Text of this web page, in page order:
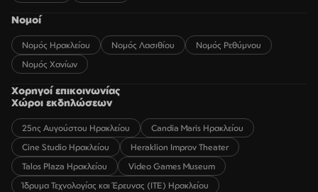
Νομοί
Νομός Ηρακλείου Νομός Λασιθίου
Νομός Ρεθύμνου
Νομός Χανίων
Χορηγοί επικοινωνίας
Χώροι εκδηλώσεων
25ης Αυγούστου Ηρακλείου
Candia Maris Ηρακλείου
Cine Studio Ηρακλείου
Heraklion Improv Theater
Talos Plaza Ηρακλείου
Video Games Museum
Ίδρυμα Τεχνολογίας και Έρευνας (ΙΤΕ) Ηρακλείου